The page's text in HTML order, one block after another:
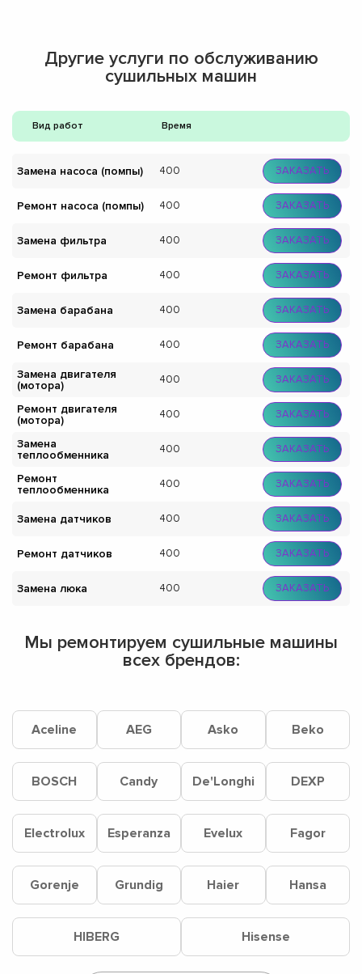
Другие услуги по обслуживанию
сушильных машин
Вид работ Время
Замена насоса (помпы) 400 ЗАКАЗАТЬ
Ремонт насоса (помпы) 400 ЗАКАЗАТЬ
Замена фильтра 400 ЗАКАЗАТЬ
Ремонт фильтра 400 ЗАКАЗАТЬ
Замена барабана 400 ЗАКАЗАТЬ
Ремонт барабана 400 ЗАКАЗАТЬ
Замена двигателя
(мотора)
400 ЗАКАЗАТЬ
Ремонт двигателя
(мотора)
400 ЗАКАЗАТЬ
Замена
теплообменника
400 ЗАКАЗАТЬ
Ремонт
теплообменника
400 ЗАКАЗАТЬ
Замена датчиков 400 ЗАКАЗАТЬ
Ремонт датчиков 400 ЗАКАЗАТЬ
Замена люка 400 ЗАКАЗАТЬ
Мы ремонтируем сушильные машины
всех брендов:
Aceline AEG Asko Beko
BOSCH Candy De'Longhi DEXP
Electrolux Esperanza Evelux Fagor
Gorenje Grundig Haier Hansa
HIBERG Hisense